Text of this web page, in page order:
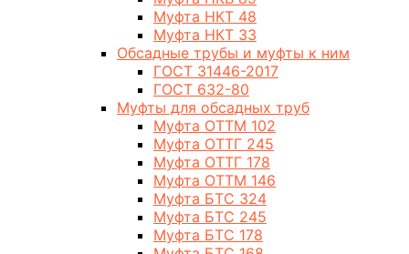
Муфта НКТ 48
Муфта НКТ 33
Обсадные трубы и муфты к ним
ГОСТ 31446-2017
ГОСТ 632-80
Муфты для обсадных труб
Муфта ОТТМ 102
Муфта ОТТГ 245
Муфта ОТТГ 178
Муфта ОТТМ 146
Муфта БТС 324
Муфта БТС 245
Муфта БТС 178